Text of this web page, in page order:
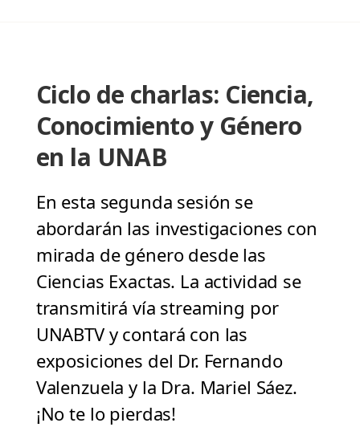
Ciclo de charlas: Ciencia,
Conocimiento y Género
en la UNAB
En esta segunda sesión se
abordarán las investigaciones con
mirada de género desde las
Ciencias Exactas. La actividad se
transmitirá vía streaming por
UNABTV y contará con las
exposiciones del Dr. Fernando
Valenzuela y la Dra. Mariel Sáez.
¡No te lo pierdas!